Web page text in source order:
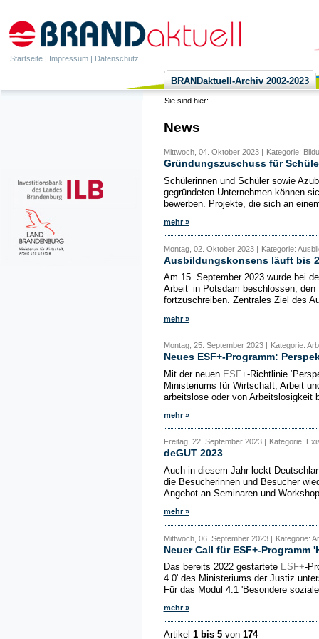
Startseite | Impressum | Datenschutz
BRANDaktuell-Archiv 2002-2023
Sie sind hier:
News
Mittwoch, 04. Oktober 2023 | Kategorie:
Gründungszuschuss für
Schülerinnen und Schüler sowie
gegründeten Unternehmen können
bewerben. Projekte, die sich an
mehr »
Montag, 02. Oktober 2023 | Kategorie:
Ausbildungskonsens läuft bis
Am 15. September 2023 wurde bei
Arbeit’ in Potsdam beschlossen,
fortzuschreiben. Zentrales Ziel des
mehr »
Montag, 25. September 2023 | Kategorie:
Neues ESF+-Programm:
Mit der neuen ESF+-Richtlinie
Ministeriums für Wirtschaft, Arbeit
arbeitslose oder von Arbeitslosigkeit
mehr »
Freitag, 22. September 2023 | Kategorie:
deGUT 2023
Auch in diesem Jahr lockt
die Besucherinnen und Besucher
Angebot an Seminaren und
mehr »
Mittwoch, 06. September 2023 | Kategorie:
Neuer Call für ESF+-Programm
Das bereits 2022 gestartete ESF+-
4.0' des Ministeriums der Justiz
Für das Modul 4.1 'Besondere
mehr »
Artikel 1 bis 5von 174